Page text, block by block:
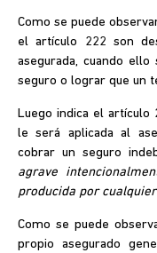
Como se puede
el artículo 222 son
asegurada, cuando
seguro o lograr que un
Luego indica el artículo
le será aplicada al
cobrar un seguro
agrave
producida por
Como se puede
propio asegurado